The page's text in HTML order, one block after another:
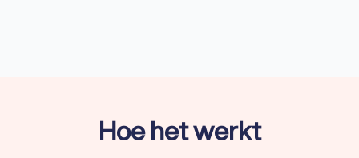
dakbedekking op hellende daken. Er zijn twee soorten
Hoe het werkt